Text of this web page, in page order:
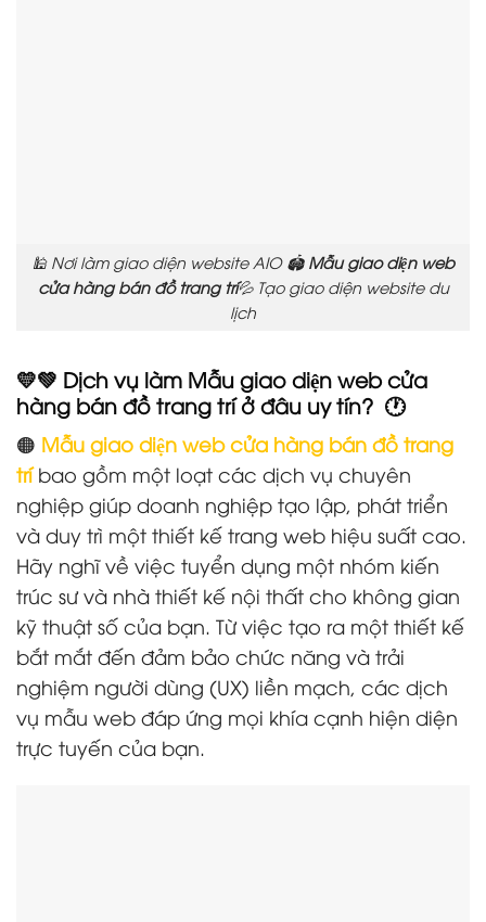
🕌 Nơi làm giao diện website AIO 🏟️ Mẫu giao diện web
cửa hàng bán đồ trang trí💦 Tạo giao diện website du
lịch
💛💚 Dịch vụ làm Mẫu giao diện web cửa
hàng bán đồ trang trí ở đâu uy tín? 🕐
🟠 Mẫu giao diện web cửa hàng bán đồ trang
tríbao gồm một loạt các dịch vụ chuyên
nghiệp giúp doanh nghiệp tạo lập, phát triển
và duy trì một thiết kế trang web hiệu suất cao.
Hãy nghĩ về việc tuyển dụng một nhóm kiến
trúc sư và nhà thiết kế nội thất cho không gian
kỹ thuật số của bạn. Từ việc tạo ra một thiết kế
bắt mắt đến đảm bảo chức năng và trải
nghiệm người dùng (UX) liền mạch, các dịch
vụ mẫu web đáp ứng mọi khía cạnh hiện diện
trực tuyến của bạn.